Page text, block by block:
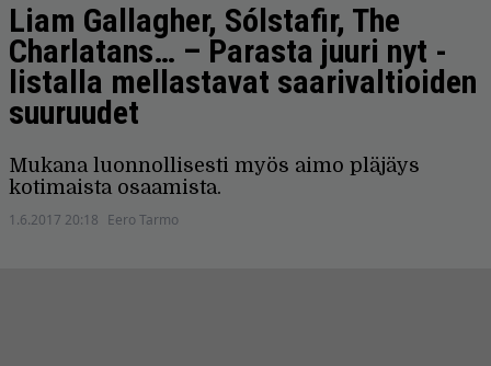
Liam Gallagher, Sólstafir, The
Charlatans… – Parasta juuri nyt -
listalla mellastavat saarivaltioiden
suuruudet
Mukana luonnollisesti myös aimo pläjäys
kotimaista osaamista.
1.6.2017 20:18 Eero Tarmo